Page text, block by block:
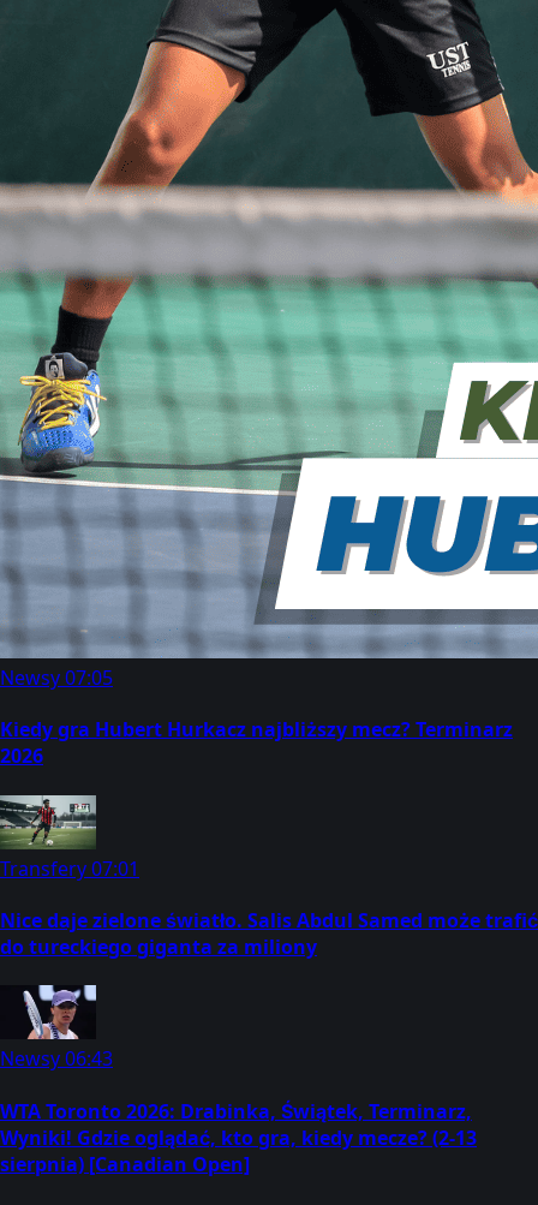
Newsy07:05
Kiedy gra Hubert Hurkacz najbliższy mecz? Terminarz
2026
Transfery07:01
Nice daje zielone światło. Salis Abdul Samed może trafić
do tureckiego giganta za miliony
Newsy06:43
WTA Toronto 2026: Drabinka, Świątek, Terminarz,
Wyniki! Gdzie oglądać, kto gra, kiedy mecze? (2-13
sierpnia) [Canadian Open]